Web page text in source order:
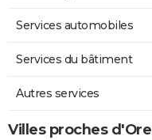
Services automobiles
Services du bâtiment
Autres services
Villes proches d'Ore